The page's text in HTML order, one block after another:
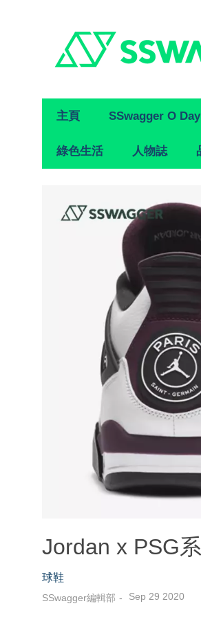
Primary
Navigation
主頁 SSwagger O
綠色生活 人物誌
Jordan x PSG
球鞋
SSwagger編輯部 Sep 29 2020